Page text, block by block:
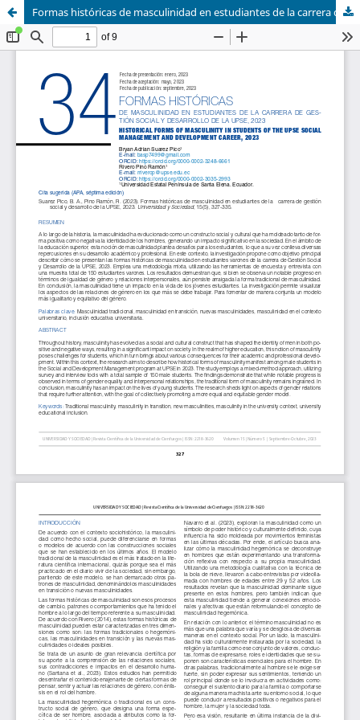
Formas históricas de masculinidad en estudiantes de la carrera de gestión social y desarrollo de la UPSE, 2023